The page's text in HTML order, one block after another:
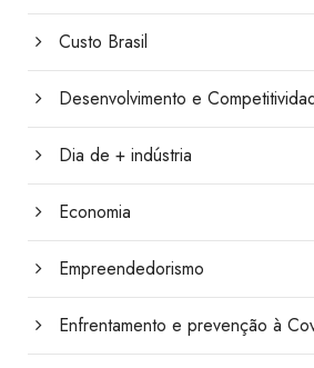
Custo Brasil
Desenvolvimento e
Dia de + indústria
Economia
Empreendedorismo
Enfrentamento e prevenção à